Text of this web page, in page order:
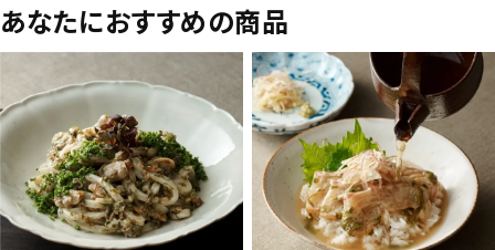
あなたにおすすめの商品